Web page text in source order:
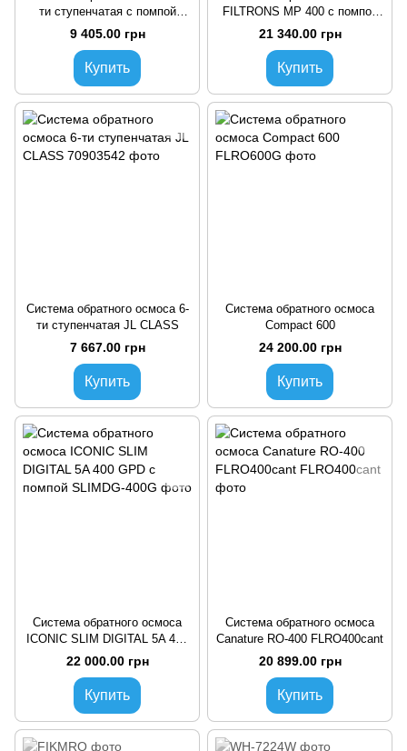
ти ступенчатая с помпой
Universal UNI-5 PUMP
9 405.00 грн
Купить
FILTRONS MP 400 с помпой
FLCRO-400U
21 340.00 грн
Купить
Система обратного осмоса 6-
ти ступенчатая JL CLASS
7 667.00 грн
Купить
Система обратного осмоса
Compact 600
24 200.00 грн
Купить
Система обратного осмоса
ICONIC SLIM DIGITAL 5A 400
GPD с помпой
22 000.00 грн
Купить
Система обратного осмоса
Canature RO-400 FLRO400cant
20 899.00 грн
Купить